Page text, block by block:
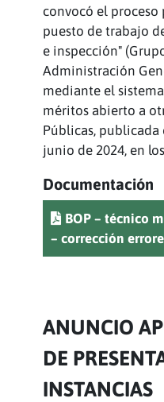
convocó el
puesto de trabajo
e inspección"
Administración
mediante el
méritos abierto a
Públicas, publicada
junio de 2024, en
Documentación
BOP – técnico
– corrección
ANUNCIO
DE
INSTANCIAS